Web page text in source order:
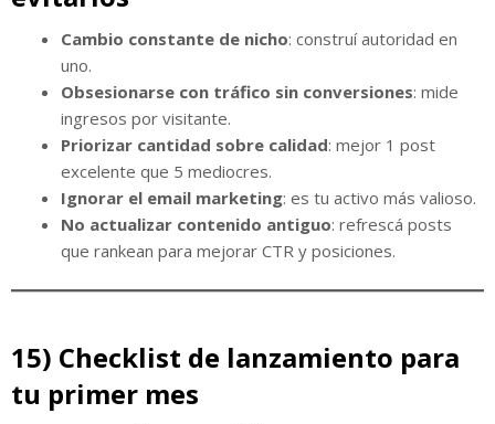
Cambio constante de nicho: construí autoridad en
uno.
Obsesionarse con tráfico sin conversiones: mide
ingresos por visitante.
Priorizar cantidad sobre calidad: mejor 1 post
excelente que 5 mediocres.
Ignorar el email marketing: es tu activo más valioso.
No actualizar contenido antiguo: refrescá posts
que rankean para mejorar CTR y posiciones.
15) Checklist de lanzamiento para
tu primer mes